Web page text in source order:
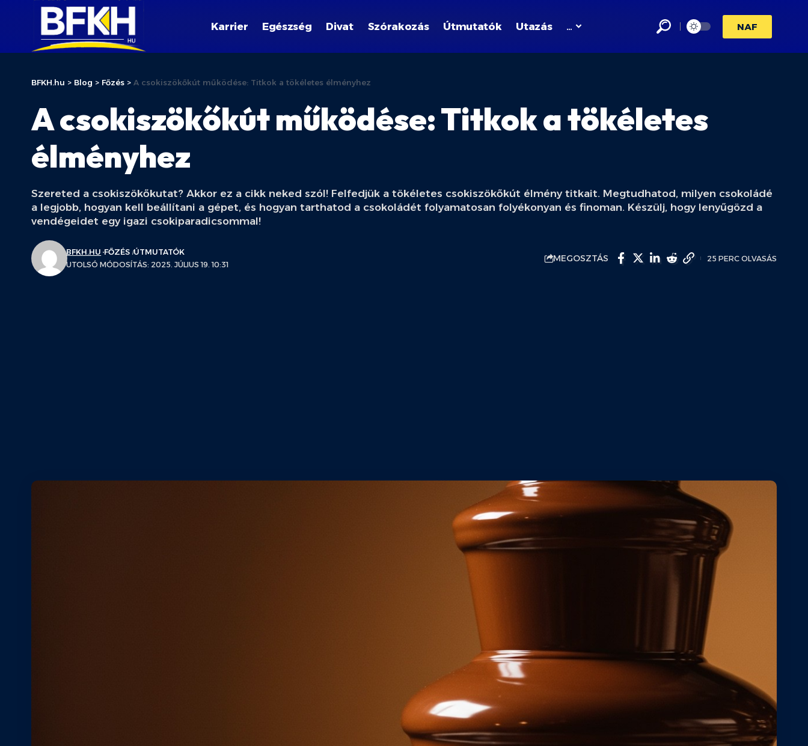
Karrier Egészség Divat Szórakozás Útmutatók Utazás … NAF
BFKH.hu > Blog > Főzés > A csokiszökőkút működése: Titkok a tökéletes élményhez
A csokiszökőkút működése: Titkok a tökéletes
élményhez
Szereted a csokiszökőkutat? Akkor ez a cikk neked szól! Felfedjük a tökéletes csokiszökőkút élmény titkait. Megtudhatod, milyen csokoládé
a legjobb, hogyan kell beállítani a gépet, és hogyan tarthatod a csokoládét folyamatosan folyékonyan és finoman. Készülj, hogy lenyűgözd a
vendégeidet egy igazi csokiparadicsommal!
UTOLSÓ MÓDOSÍTÁS: 2025. JÚLIUS 19. 10:31
BFKH.HU FŐZÉS ÚTMUTATÓK
MEGOSZTÁS 25 PERC OLVASÁS